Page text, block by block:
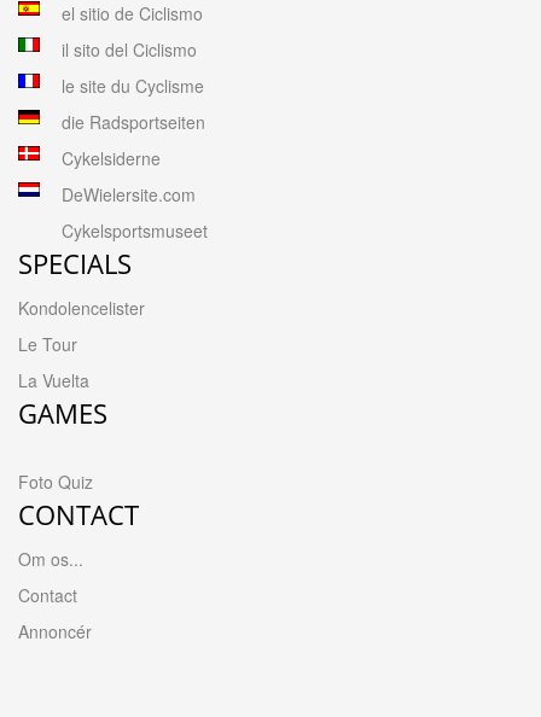
el sitio de Ciclismo
il sito del Ciclismo
le site du Cyclisme
die Radsportseiten
Cykelsiderne
DeWielersite.com
Cykelsportsmuseet
SPECIALS
Kondolencelister
Le Tour
La Vuelta
GAMES
Foto Quiz
CONTACT
Om os...
Contact
Annoncér